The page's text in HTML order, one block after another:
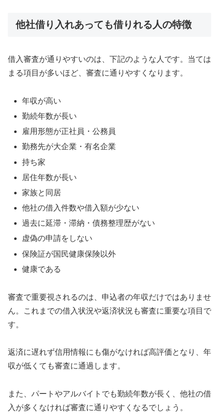
他社借り入れあっても借りれる人の特徴
借入審査が通りやすいのは、下記のような人です。当ては
まる項目が多いほど、審査に通りやすくなります。
年収が高い
勤続年数が長い
雇用形態が正社員・公務員
勤務先が大企業・有名企業
持ち家
居住年数が長い
家族と同居
他社の借入件数や借入額が少ない
過去に延滞・滞納・債務整理歴がない
虚偽の申請をしない
保険証が国民健康保険以外
健康である
審査で重要視されるのは、申込者の年収だけではありませ
ん。これまでの借入状況や返済状況も審査に重要な項目で
す。
返済に遅れず信用情報にも傷がなければ高評価となり、年
収が低くても審査に通過します。
また、パートやアルバイトでも勤続年数が長く、他社の借
入が多くなければ審査に通りやすくなるでしょう。